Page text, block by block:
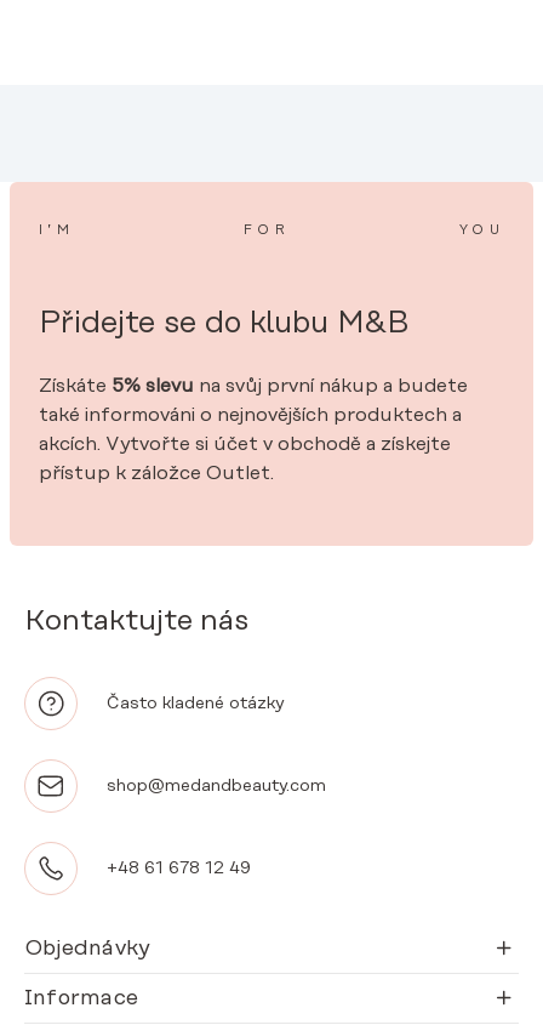
Kontaktujte nás
Často kladené otázky
shop@medandbeauty.com
+48 61 678 12 49
Objednávky
Informace
I’M FOR YOU
Přidejte se do klubu M&B
Získáte 5% slevu na svůj první nákup a budete
také informováni o nejnovějších produktech a
akcích. Vytvořte si účet v obchodě a získejte
přístup k záložce Outlet.